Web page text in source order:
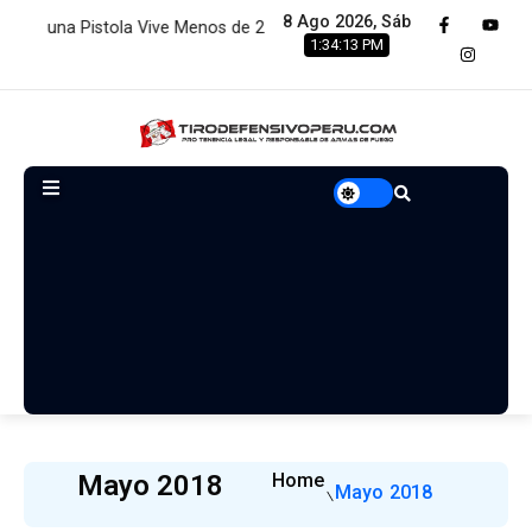
Menos de 2 Minutos:… Estamos renovando servidores para
8 Ago 2026, Sáb
1:34:14 PM
Mayo 2018 Home
Mayo 2018